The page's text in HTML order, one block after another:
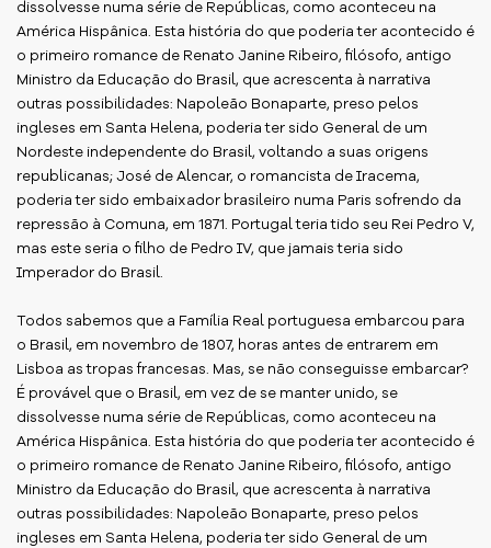
dissolvesse numa série de Repúblicas, como aconteceu na
América Hispânica. Esta história do que poderia ter acontecido é
o primeiro romance de Renato Janine Ribeiro, filósofo, antigo
Ministro da Educação do Brasil, que acrescenta à narrativa
outras possibilidades: Napoleão Bonaparte, preso pelos
ingleses em Santa Helena, poderia ter sido General de um
Nordeste independente do Brasil, voltando a suas origens
republicanas; José de Alencar, o romancista de Iracema,
poderia ter sido embaixador brasileiro numa Paris sofrendo da
repressão à Comuna, em 1871. Portugal teria tido seu Rei Pedro V,
mas este seria o filho de Pedro IV, que jamais teria sido
Imperador do Brasil.
Todos sabemos que a Família Real portuguesa embarcou para
o Brasil, em novembro de 1807, horas antes de entrarem em
Lisboa as tropas francesas. Mas, se não conseguisse embarcar?
É provável que o Brasil, em vez de se manter unido, se
dissolvesse numa série de Repúblicas, como aconteceu na
América Hispânica. Esta história do que poderia ter acontecido é
o primeiro romance de Renato Janine Ribeiro, filósofo, antigo
Ministro da Educação do Brasil, que acrescenta à narrativa
outras possibilidades: Napoleão Bonaparte, preso pelos
ingleses em Santa Helena, poderia ter sido General de um